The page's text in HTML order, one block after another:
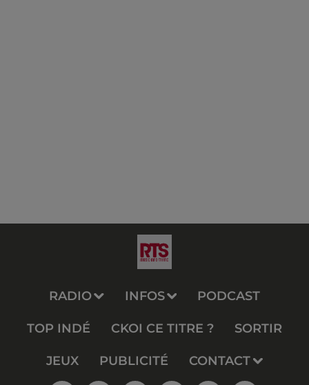
RADIO INFOS PODCAST
TOP INDÉ CKOI CE TITRE ? SORTIR
JEUX PUBLICITÉ CONTACT